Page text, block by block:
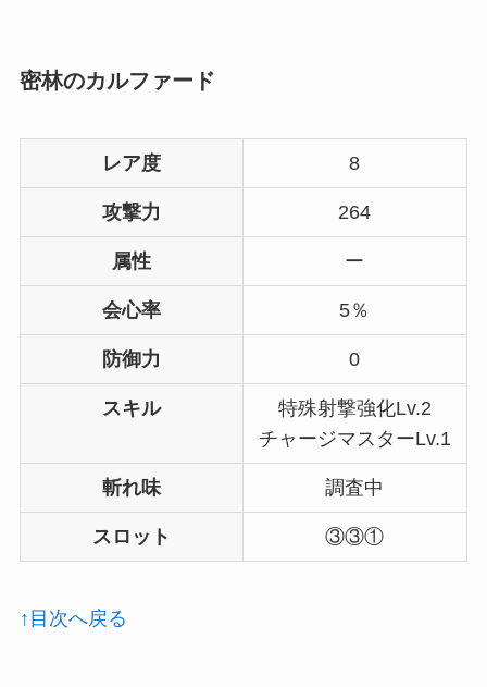
密林のカルファード
レア度 8
攻撃力 264
属性 ー
会心率 5％
防御力 0
スキル
特殊射撃強化Lv.2
チャージマスターLv.1
斬れ味 調査中
スロット ③③①
↑目次へ戻る